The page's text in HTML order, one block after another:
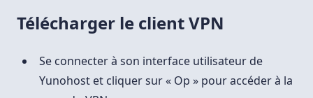
Télécharger le client VPN
Se connecter à son interface utilisateur de
Yunohost et cliquer sur « Op » pour accéder à la